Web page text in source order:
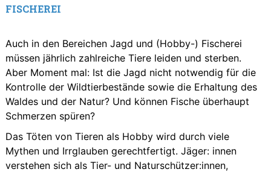
FISCHEREI
Auch in den Bereichen Jagd und (Hobby-) Fischerei
müssen jährlich zahlreiche Tiere leiden und sterben.
Aber Moment mal: Ist die Jagd nicht notwendig für die
Kontrolle der Wildtierbestände sowie die Erhaltung des
Waldes und der Natur? Und können Fische überhaupt
Schmerzen spüren?
Das Töten von Tieren als Hobby wird durch viele
Mythen und Irrglauben gerechtfertigt. Jäger: innen
verstehen sich als Tier- und Naturschützer:innen,